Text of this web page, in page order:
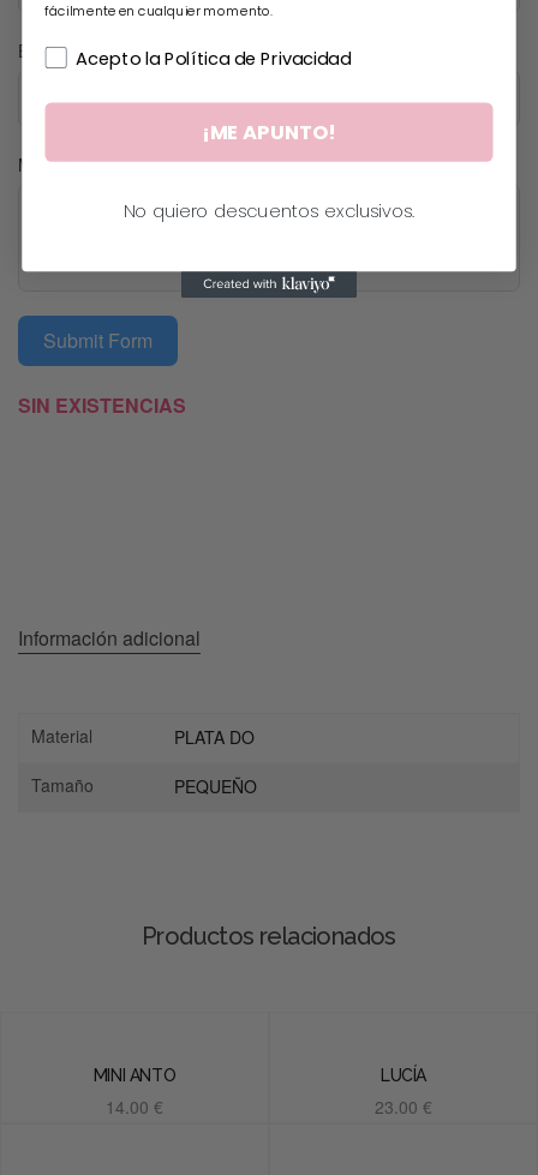
Email
Mensaje
Submit Form
SIN EXISTENCIAS
Información adicional
Material
PLATA DO
Tamaño
PEQUEÑO
Productos relacionados
MINI ANTO
14.00 €
LUCÍA
23.00 €
fácilmente en cualquier momento.
Acepto la Política de Privacidad
¡ME APUNTO!
No quiero descuentos exclusivos.